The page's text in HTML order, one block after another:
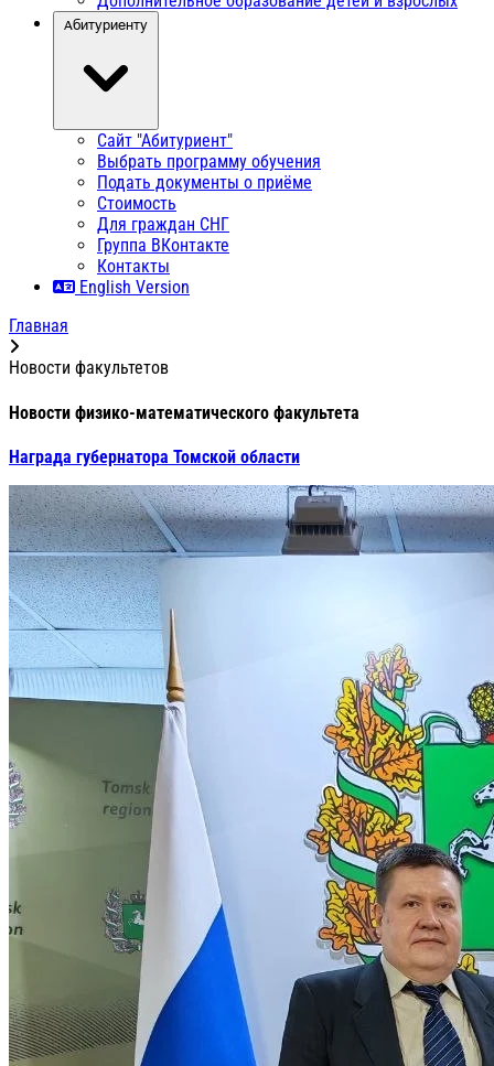
Абитуриенту
Сайт "Абитуриент"
Выбрать программу обучения
Подать документы о приёме
Стоимость
Для граждан СНГ
Группа ВКонтакте
Контакты
English Version
Главная
Новости факультетов
Новости физико-математического факультета
Награда губернатора Томской области